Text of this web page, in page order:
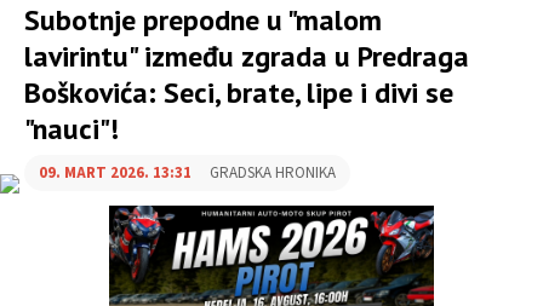
Subotnje prepodne u "malom
lavirintu" između zgrada u Predraga
Boškovića: Seci, brate, lipe i divi se
"nauci"!
09. MART 2026. 13:31 GRADSKA HRONIKA